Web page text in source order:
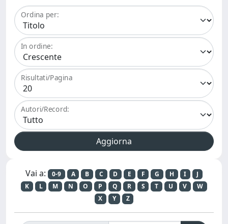
Ordina per:
In ordine:
Risultati/Pagina
Autori/Record:
Vai a: 0-9 A B C D E F G H I
J
K
L M N O P Q R S T U V
W
X
Y Z